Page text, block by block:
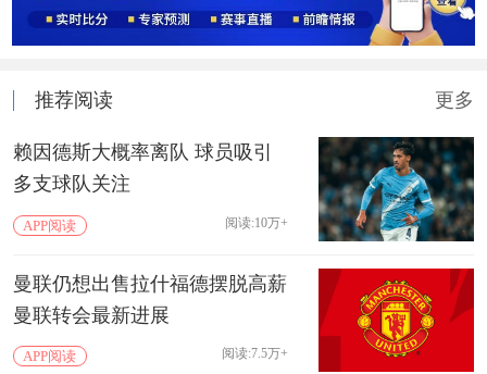
推荐阅读 更多
赖因德斯大概率离队 球员吸引
多支球队关注
APP阅读 阅读:10万+
曼联仍想出售拉什福德摆脱高薪
曼联转会最新进展
APP阅读 阅读:7.5万+